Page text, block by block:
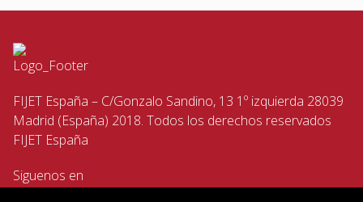
FIJET España – C/Gonzalo Sandino, 13 1º izquierda 28039
Madrid (España) 2018. Todos los derechos reservados
FIJET España
Siguenos en